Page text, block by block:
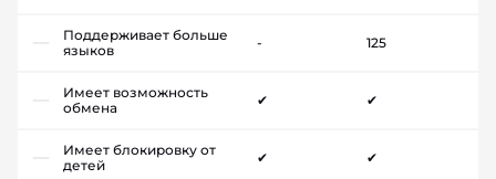
Поддерживает больше
языков
- 125
Имеет возможность
обмена
✔ ✔
Имеет блокировку от
детей
✔ ✔